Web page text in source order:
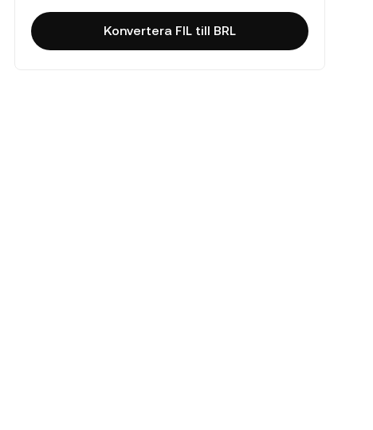
Konvertera FIL till BRL